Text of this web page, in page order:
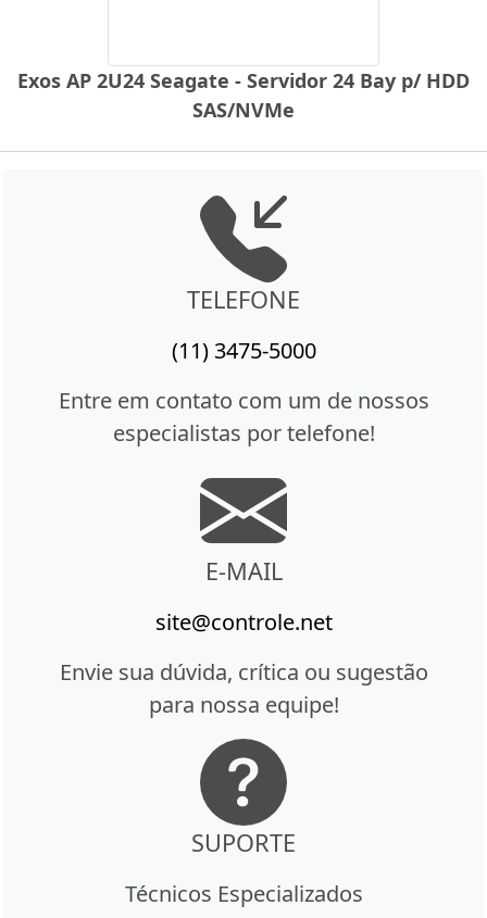
Exos AP 2U24 Seagate - Servidor 24 Bay p/ HDD
SAS/NVMe
TELEFONE
(11) 3475-5000
Entre em contato com um de nossos
especialistas por telefone!
E-MAIL
site@controle.net
Envie sua dúvida, crítica ou sugestão
para nossa equipe!
SUPORTE
Técnicos Especializados